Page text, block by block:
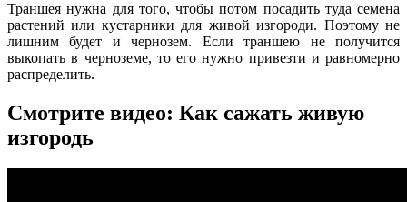
Траншея нужна для того, чтобы потом посадить туда семена
растений или кустарники для живой изгороди. Поэтому не
лишним будет и чернозем. Если траншею не получится
выкопать в черноземе, то его нужно привезти и равномерно
распределить.
Смотрите видео: Как сажать живую
изгородь